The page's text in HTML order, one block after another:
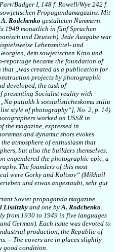
Badger I, 148 f. Rowell/Wye 242 f.
Propagandamagazins. Mit
A. Rodchenko gestalteten Nummern.
1949 monatlich in fünf Sprachen
und Deutsch). Jede Ausgabe war
Lebensmittel- und
dem sowjetischen Kino und
reportage became the foundation of
that „was created as a publication for
projects by photographic
developed, the task of
presenting Socialist reality with
putiakh k sotsialisticheskomu stiliu
style of photography“], No. 2, p. 14).
worked on USSR in
magazine, expressed in
and dynamic shots evokes
atmosphere of enthusiasm that
but also the builders themselves.
engendered the photographic epic, a
The founders of this most
were Gorky and Koltsov“ (Mikhail
und etwas angestaubt, sehr gut
Soviet propaganda magazine.
Lissitzky and one byA. Rodchenko.
from 1930 to 1949 in five languages
German). Each issue was devoted to
production, the Republic of
– The covers are in places slightly
good condition.